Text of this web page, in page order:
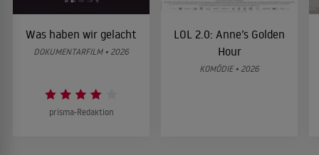
Was haben wir gelacht
DOKUMENTARFILM • 2026
prisma-Redaktion
LOL 2.0: Anne’s Golden
Hour
KOMÖDIE • 2026